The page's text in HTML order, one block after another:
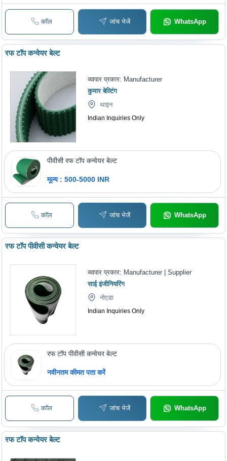
Manufacturing, Food
Maintenance Cost
कॉल जांच भेजें WhatsApp
रफ टॉप कन्वेयर बेल्ट
व्यापार प्रकार: Manufacturer
कुमार बेल्टिंग
थाइन
Indian Inquiries Only
पीवीसी रफ टॉप कन्वेयर बेल्ट
मूल्य : 500-5000 INR
कॉल जांच भेजें WhatsApp
रफ टॉप पीवीसी कन्वेयर बेल्ट
व्यापार प्रकार: Manufacturer | Supplier
साई इंजीनियरिंग
नोएडा
Indian Inquiries Only
रफ टॉप पीवीसी कन्वेयर बेल्ट
नवीनतम कीमत पता करें
कॉल जांच भेजें WhatsApp
रफ टॉप कन्वेयर बेल्ट